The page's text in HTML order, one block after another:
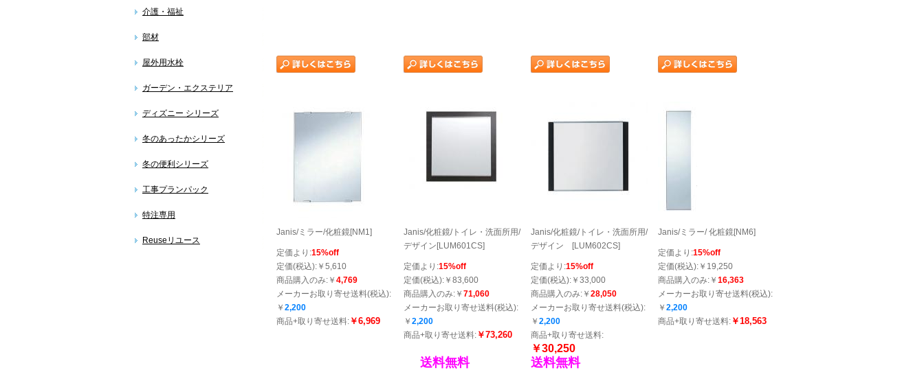
介護・福祉
部材
屋外用水栓
ガーデン・エクステリア
ディズニー シリーズ
冬のあったかシリーズ
冬の便利シリーズ
工事プランパック
特注専用
Reuseリユース
Janis/ミラー/化粧鏡[NM1]
定価より:15%off
定価(税込):￥5,610
商品購入のみ:￥ 4,769
メーカーお取り寄せ送料(税込):
￥ 2,200
商品+取り寄せ送料: ￥6,969
Janis/化粧鏡/トイレ・洗面所用/
デザイン[LUM601CS]
定価より:15%off
定価(税込):￥83,600
商品購入のみ:￥ 71,060
メーカーお取り寄せ送料(税込):
￥ 2,200
商品+取り寄せ送料: ￥73,260
送料無料
Janis/化粧鏡/トイレ・洗面所用/
デザイン [LUM602CS]
定価より:15%off
定価(税込):￥33,000
商品購入のみ:￥ 28,050
メーカーお取り寄せ送料(税込):
￥ 2,200
商品+取り寄せ送料:
￥30,250
送料無料
Janis/ミラー/ 化粧鏡[NM6]
定価より:15%off
定価(税込):￥19,250
商品購入のみ:￥ 16,363
メーカーお取り寄せ送料(税込):
￥ 2,200
商品+取り寄せ送料: ￥18,563